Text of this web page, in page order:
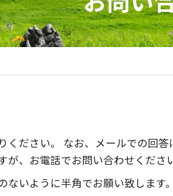
ください。 なお、メールでの回答
、お電話でお問い合わせください
いように半角でお願い致します。